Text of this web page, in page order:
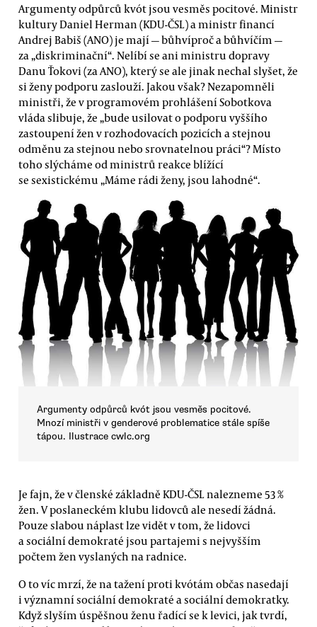
Argumenty odpůrců kvót jsou vesměs pocitové. Ministr
kultury Daniel Herman (KDU-ČSL) a ministr financí
Andrej Babiš (ANO) je mají — bůhvíproč a bůhvíčím —
za „diskriminační“. Nelíbí se ani ministru dopravy
Danu Ťokovi (za ANO), který se ale jinak nechal slyšet, že
si ženy podporu zaslouží. Jakou však? Nezapomněli
ministři, že v programovém prohlášení Sobotkova
vláda slibuje, že „bude usilovat o podporu vyššího
zastoupení žen v rozhodovacích pozicích a stejnou
odměnu za stejnou nebo srovnatelnou práci“? Místo
toho slýcháme od ministrů reakce blížící
se sexistickému „Máme rádi ženy, jsou lahodné“.
Argumenty odpůrců kvót jsou vesměs pocitové.
Mnozí ministři v genderové problematice stále spíše
tápou. Ilustrace cwlc.org
Je fajn, že v členské základně KDU-ČSL nalezneme 53 %
žen. V poslaneckém klubu lidovců ale nesedí žádná.
Pouze slabou náplast lze vidět v tom, že lidovci
a sociální demokraté jsou partajemi s nejvyšším
počtem žen vyslaných na radnice.
O to víc mrzí, že na tažení proti kvótám občas nasedají
i významní sociální demokraté a sociální demokratky.
Když slyším úspěšnou ženu řadící se k levici, jak tvrdí,